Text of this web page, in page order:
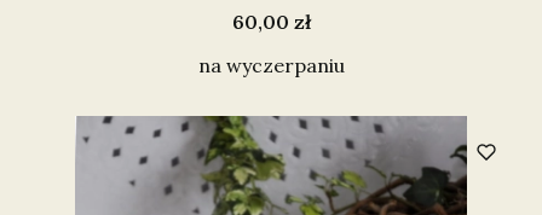
Cena
60,00 zł
na wyczerpaniu